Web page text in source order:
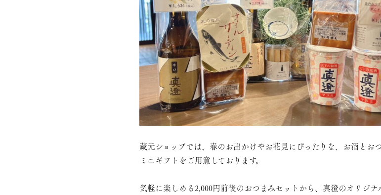
蔵元ショップでは、春のお出かけやお花見にぴったりな、お酒とお
ミニギフトをご用意しております。
気軽に楽しめる2,000円前後のおつまみセットから、真澄のオリジナ